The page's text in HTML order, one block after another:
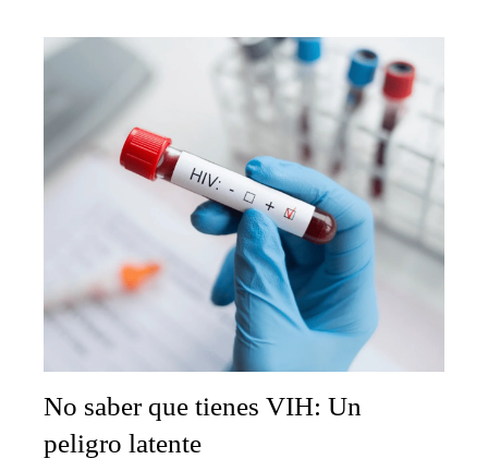
No saber que tienes VIH: Un
peligro latente